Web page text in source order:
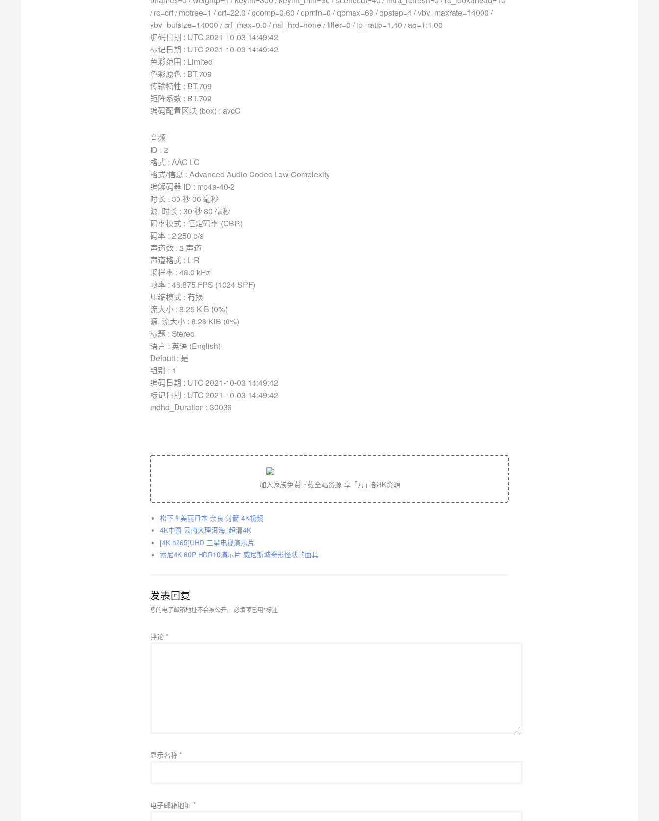
/ rc=crf / mbtree=1 / crf=22.0 / qcomp=0.60 / qpmin=0 / qpmax=69 / qpstep=4 / vbv_maxrate=14000 /
vbv_bufsize=14000 / crf_max=0.0 / nal_hrd=none / filler=0 / ip_ratio=1.40 / aq=1:1.00
编码日期 : UTC 2021-10-03 14:49:42
标记日期 : UTC 2021-10-03 14:49:42
色彩范围 : Limited
色彩原色 : BT.709
传输特性 : BT.709
矩阵系数 : BT.709
编码配置区块 (box) : avcC
音频
ID : 2
格式 : AAC LC
格式/信息 : Advanced Audio Codec Low Complexity
编解码器 ID : mp4a-40-2
时长 : 30 秒 36 毫秒
源, 时长 : 30 秒 80 毫秒
码率模式 : 恒定码率 (CBR)
码率 : 2 250 b/s
声道数 : 2 声道
声道格式 : L R
采样率 : 48.0 kHz
帧率 : 46.875 FPS (1024 SPF)
压缩模式 : 有损
流大小 : 8.25 KiB (0%)
源, 流大小 : 8.26 KiB (0%)
标题 : Stereo
语言 : 英语 (English)
Default : 是
组别 : 1
编码日期 : UTC 2021-10-03 14:49:42
标记日期 : UTC 2021-10-03 14:49:42
mdhd_Duration : 30036
加入家族免费下载全站资源 享「万」部4K资源
松下＃美丽日本 奈良·射箭 4K视频
4K中国 云南大理洱海_超清4K
[4K h265]UHD 三星电视演示片
索尼4K 60P HDR10演示片 威尼斯城奇形怪状的面具
发表回复
您的电子邮箱地址不会被公开。 必填项已用*标注
评论*
显示名称*
电子邮箱地址*